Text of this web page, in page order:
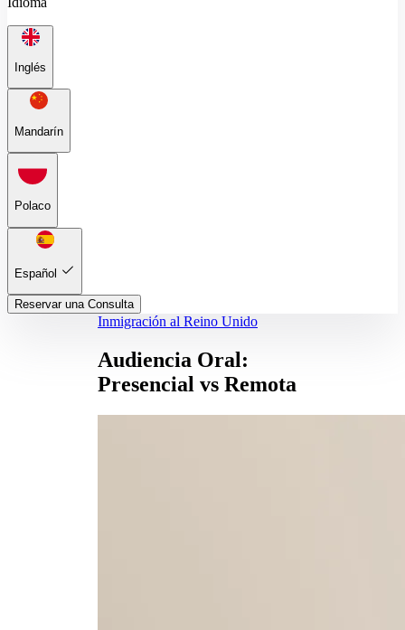
Inglés
Mandarín
Polaco
Español
Reservar una Consulta
Inmigración al Reino Unido
Audiencia Oral:
Presencial vs Remota